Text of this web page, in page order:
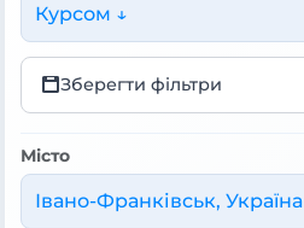
Курсом ↓
Зберегти фільтри
Місто
Івано-Франківськ, Україна